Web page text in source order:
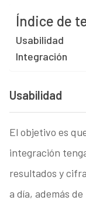
Índice de
Usabilidad
Integración
Usabilidad
El objetivo es
integración
resultados y
a día, además